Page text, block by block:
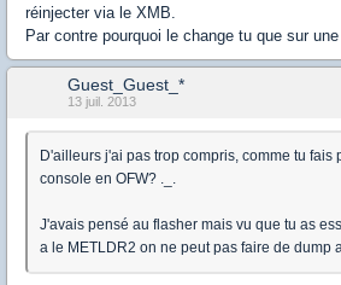
réinjecter via le XMB.
Par contre pourquoi le change tu que sur
Guest_Guest_*
13 juil. 2013
D'ailleurs j'ai pas trop compris, comme tu fais
console en OFW? ._.
J'avais pensé au flasher mais vu que tu as
a le METLDR2 on ne peut pas faire de dump